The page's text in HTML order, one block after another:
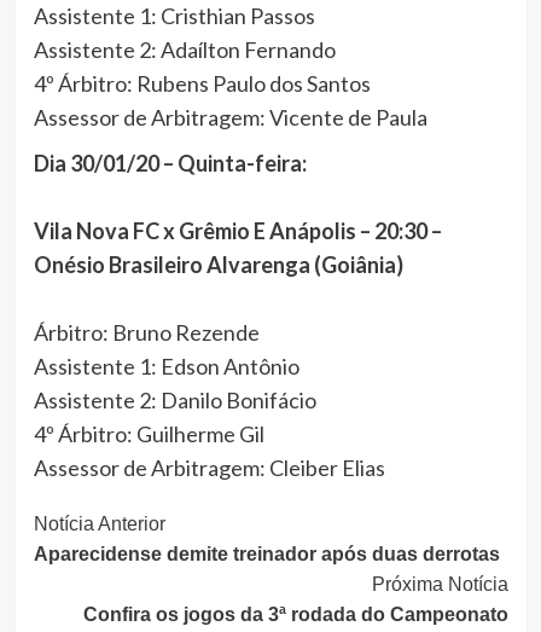
Assistente 1: Cristhian Passos
Assistente 2: Adaílton Fernando
4º Árbitro: Rubens Paulo dos Santos
Assessor de Arbitragem: Vicente de Paula
Dia 30/01/20 – Quinta-feira:
Vila Nova FC x Grêmio E Anápolis – 20:30 –
Onésio Brasileiro Alvarenga (Goiânia)
Árbitro: Bruno Rezende
Assistente 1: Edson Antônio
Assistente 2: Danilo Bonifácio
4º Árbitro: Guilherme Gil
Assessor de Arbitragem: Cleiber Elias
Continue
Lendo
Notícia Anterior
Aparecidense demite treinador após duas derrotas
Próxima Notícia
Confira os jogos da 3ª rodada do Campeonato